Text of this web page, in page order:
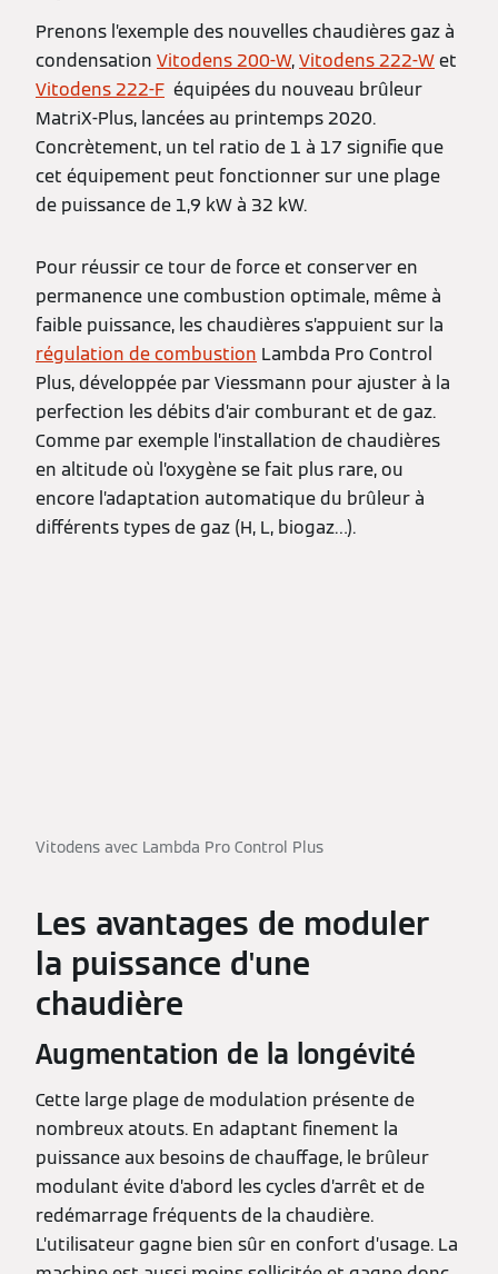
Prenons l’exemple des nouvelles chaudières gaz à
condensation Vitodens 200-W,Vitodens 222-Wet
Vitodens 222-F équipées du nouveau brûleur
MatriX-Plus, lancées au printemps 2020.
Concrètement, un tel ratio de 1 à 17 signifie que
cet équipement peut fonctionner sur une plage
de puissance de 1,9 kW à 32 kW.
Pour réussir ce tour de force et conserver en
permanence une combustion optimale, même à
faible puissance, les chaudières s’appuient sur la
régulation de combustion Lambda Pro Control
Plus, développée par Viessmann pour ajuster à la
perfection les débits d’air comburant et de gaz.
Comme par exemple l’installation de chaudières
en altitude où l’oxygène se fait plus rare, ou
encore l’adaptation automatique du brûleur à
différents types de gaz (H, L, biogaz…).
Vitodens avec Lambda Pro Control Plus
Les avantages de moduler
la puissance d'une
chaudière
Augmentation de la longévité
Cette large plage de modulation présente de
nombreux atouts. En adaptant finement la
puissance aux besoins de chauffage, le brûleur
modulant évite d’abord les cycles d’arrêt et de
redémarrage fréquents de la chaudière.
L’utilisateur gagne bien sûr en confort d’usage. La